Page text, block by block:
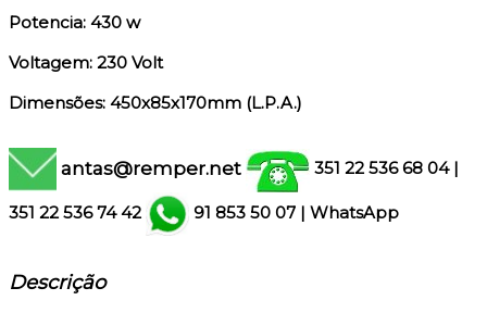
Potencia: 430 w
Voltagem: 230 Volt
Dimensões: 450x85x170mm (L.P.A.)
antas@remper.net 351 22 536 68 04 |
351 22 536 74 42 91 853 50 07 | WhatsApp
Descrição